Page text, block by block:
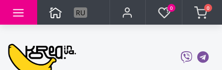
RU 0 0